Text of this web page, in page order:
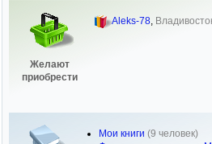
Желают
приобрести
Aleks-78,
Мои книги (9 человек)